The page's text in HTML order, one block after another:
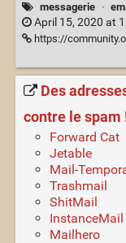
messagerie ·
April 15, 2020 at
https://
Des
contre le spam
Forward Cat
Jetable
Mail-
Trashmail
ShitMail
InstanceMail
Mailhero